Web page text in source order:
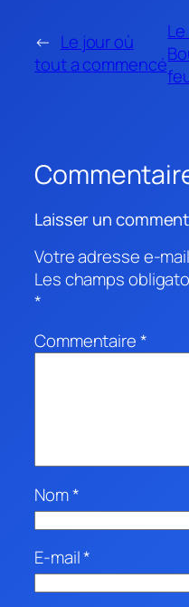
← Le jour où
tout a commencé
Laisser un
Votre adresse e-
Les champs
*
Commentaire*
Nom*
E-mail*